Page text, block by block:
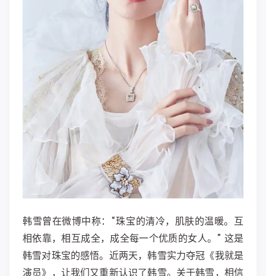
韩雪曾在微博中称：“珠宝的清冷，肌肤的温暖。互
相依靠，相互成全，成全每一个优质的女人。” 这是
韩雪对珠宝的感悟。近两天，韩雪实力夺冠《我就是
演员》，让我们又重新认识了韩雪。关于韩雪，相信